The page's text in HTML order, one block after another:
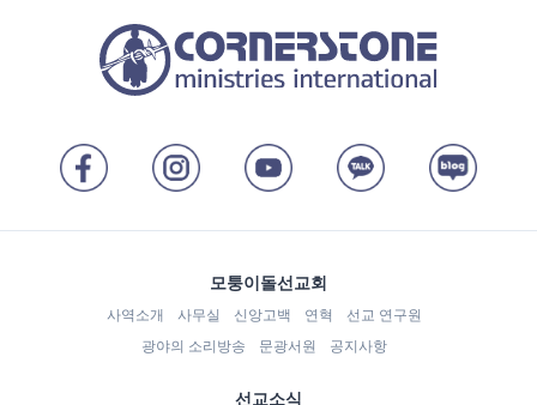
모퉁이돌선교회
사역소개 사무실 신앙고백 연혁
선교 연구원
광야의 소리방송
문광서원 공지사항
선교소식